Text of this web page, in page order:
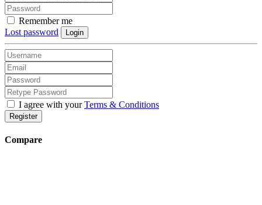
Remember me
Lost password
Login
I agree with yourTerms & Conditions
Register
Compare